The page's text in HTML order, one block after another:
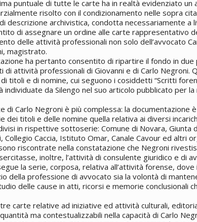
puntuale di tutte le carte ha in realtà evidenziato un
risolto con il condizionamento nelle sopra
descrizione archivistica, condotta necessariamente a
di assegnare un ordine alle carte rappresentativo
delle attività professionali non solo dell’avvocato
magistrato.
ha pertanto consentito di ripartire il fondo in due
di attività professionali di Giovanni e di Carlo Negroni.
titoli e di nomine, cui seguono i cosiddetti “Scritti
da Silengo nel suo articolo pubblicato per la
di Carlo Negroni è più complessa: la documentazione
dei titoli e delle nomine quella relativa ai diversi
in rispettive sottoserie: Comune di Novara, Giunta
Collegio Caccia, Istituto Omar, Canale Cavour ed altri
riscontrate nella constatazione che Negroni
inoltre, l’attività di consulente giuridico e di
la serie, corposa, relativa all’attività forense,
della professione di avvocato sia la volontà di
delle cause in atti, ricorsi e memorie conclusionali
carte relative ad iniziative ed attività culturali,
ma contestualizzabili nella capacità di Carlo